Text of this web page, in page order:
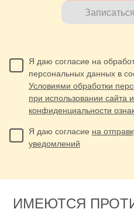
Я даю согласие на
персональных данных в
Условиями обработки
при использовании сайта
конфиденциальности
Я даю согласие на
уведомлений
ИМЕЮТСЯ